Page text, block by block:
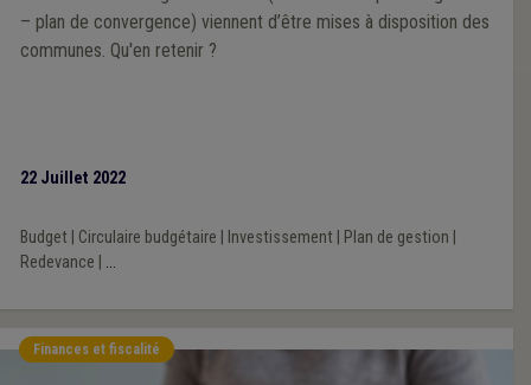
– plan de convergence) viennent d’être mises à disposition des
communes. Qu'en retenir ?
22 Juillet 2022
Budget| Circulaire budgétaire Investissement| Plan de gestion
Redevance
...
Finances et fiscalité